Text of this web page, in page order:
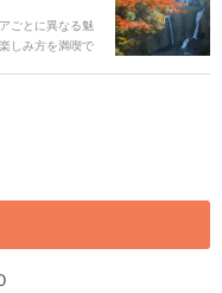
ごとに異なる魅
しみ方を満喫で
お祭りを中心
ルメ情報など